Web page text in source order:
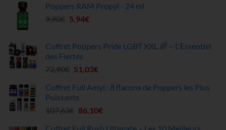
initial
était :
actuel
Poppers RAM Propyl - 24 ml
9,90€ Le
était :
9,90€.
5,94€Le
est :
Coffret Poppers Pride LGBT XXL 🌈 – L'Essentiel
des Fiertés
72,90€ Le
initial
était :
72,90€.
51,03€Le
actuel
51,03€.
Coffret Full Amyl : 8 flacons de Poppers les Plus
Puissants
107,63€ Le
86,10€Le